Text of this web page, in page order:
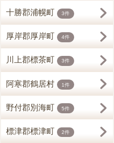
十勝郡浦幌町 3件
厚岸郡厚岸町 4件
川上郡標茶町 3件
阿寒郡鶴居村 1件
野付郡別海町 5件
標津郡標津町 2件